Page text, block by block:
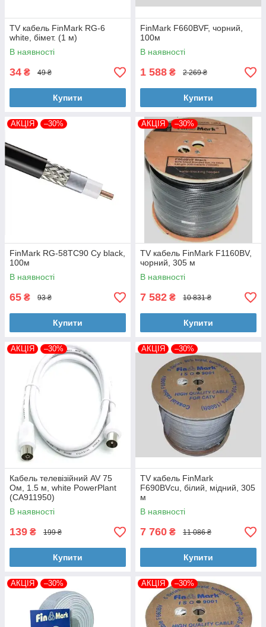
TV кабель FinMark RG-6
white, бімет. (1 м)
В наявності
34 ₴ 49 ₴
Купити
FinMark F660BVF, чорний,
100м
В наявності
1 588 ₴ 2 269 ₴
Купити
АКЦІЯ –30%
FinMark RG-58TC90 Су black,
100м
В наявності
65 ₴ 93 ₴
Купити
АКЦІЯ –30%
TV кабель FinMark F1160BV,
чорний, 305 м
В наявності
7 582 ₴ 10 831 ₴
Купити
АКЦІЯ –30%
Кабель телевізійний AV 75
Ом, 1.5 м, white PowerPlant
(CA911950)
В наявності
139 ₴ 199 ₴
Купити
АКЦІЯ –30%
TV кабель FinMark
F690BVcu, білий, мідний, 305
м
В наявності
7 760 ₴ 11 086 ₴
Купити
АКЦІЯ –30% АКЦІЯ –30%